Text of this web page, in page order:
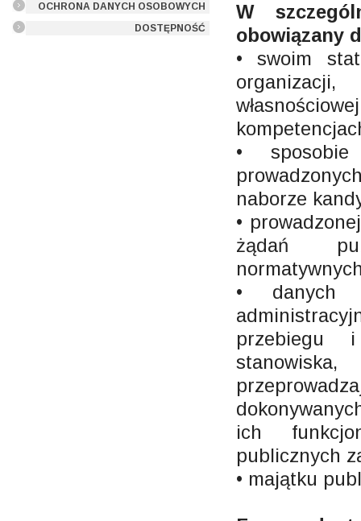
OCHRONA DANYCH OSOBOWYCH
DOSTĘPNOŚĆ
W
obowiązany
• swoim
•
naborze
•
żądań
• danych
przebiegu
ich
publicznych
• majątku